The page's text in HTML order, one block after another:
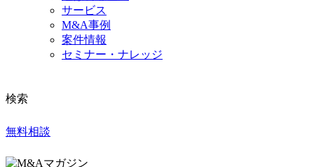
サービス
M&A事例
案件情報
セミナー・ナレッジ
検索
無料相談